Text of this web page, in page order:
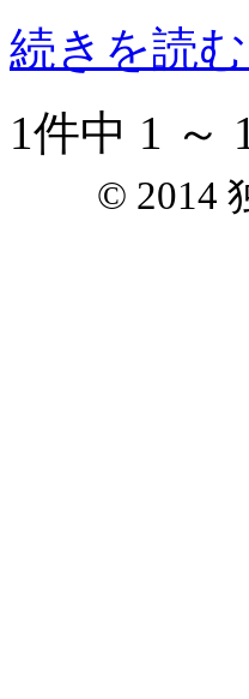
続きを読
1件中 1 ～
© 2014